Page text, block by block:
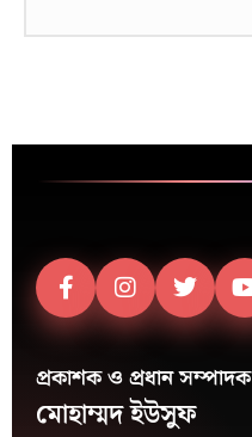
প্রকাশক ও প্রধান সম্পাদক
মোহাম্মদ ইউসুফ